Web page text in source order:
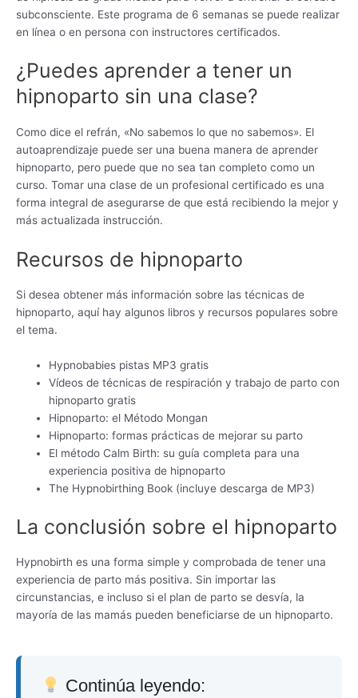
subconsciente. Este programa de 6 semanas se puede realizar
en línea o en persona con instructores certificados.
¿Puedes aprender a tener un
hipnoparto sin una clase?
Como dice el refrán, «No sabemos lo que no sabemos». El
autoaprendizaje puede ser una buena manera de aprender
hipnoparto, pero puede que no sea tan completo como un
curso. Tomar una clase de un profesional certificado es una
forma integral de asegurarse de que está recibiendo la mejor y
más actualizada instrucción.
Recursos de hipnoparto
Si desea obtener más información sobre las técnicas de
hipnoparto, aquí hay algunos libros y recursos populares sobre
el tema.
Hypnobabies pistas MP3 gratis
Vídeos de técnicas de respiración y trabajo de parto con
hipnoparto gratis
Hipnoparto: el Método Mongan
Hipnoparto: formas prácticas de mejorar su parto
El método Calm Birth: su guía completa para una
experiencia positiva de hipnoparto
The Hypnobirthing Book (incluye descarga de MP3)
La conclusión sobre el hipnoparto
Hypnobirth es una forma simple y comprobada de tener una
experiencia de parto más positiva. Sin importar las
circunstancias, e incluso si el plan de parto se desvía, la
mayoría de las mamás pueden beneficiarse de un hipnoparto.
Continúa leyendo: